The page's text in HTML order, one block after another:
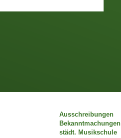
Ausschreibungen
Bekanntmachungen
städt. Musikschule